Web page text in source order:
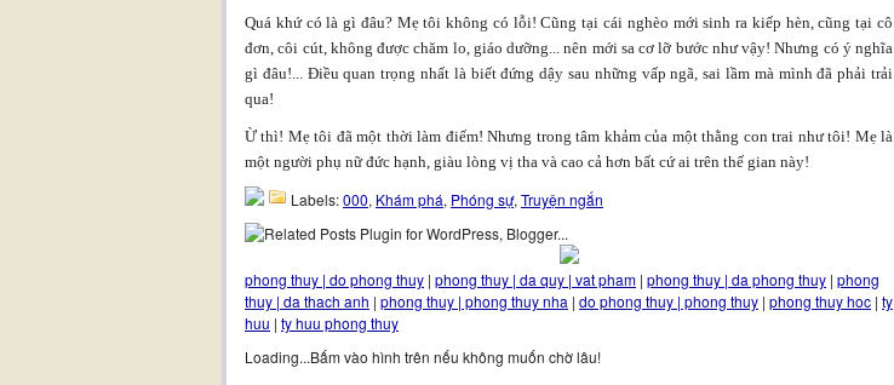
Quá khứ có là gì đâu? Mẹ tôi không có lỗi! Cũng tại cái nghèo mới sinh ra kiếp hèn, cũng tại cô
đơn, côi cút, không được chăm lo, giáo dưỡng... nên mới sa cơ lỡ bước như vậy! Nhưng có ý nghĩa
gì đâu!... Điều quan trọng nhất là biết đứng dậy sau những vấp ngã, sai lầm mà mình đã phải trải
qua!
Ừ thì! Mẹ tôi đã một thời làm điếm! Nhưng trong tâm khảm của một thằng con trai như tôi! Mẹ là
một người phụ nữ đức hạnh, giàu lòng vị tha và cao cả hơn bất cứ ai trên thế gian này!
Labels:000, Khám phá, Phóng sự, Truyện ngắn
phong thuy | do phong thuy | phong thuy | da quy | vat pham | phong thuy | da phong thuy | phong
thuy | da thach anh | phong thuy | phong thuy nha | do phong thuy | phong thuy | phong thuy hoc | ty
huu | ty huu phong thuy
Loading...Bấm vào hình trên nếu không muốn chờ lâu!